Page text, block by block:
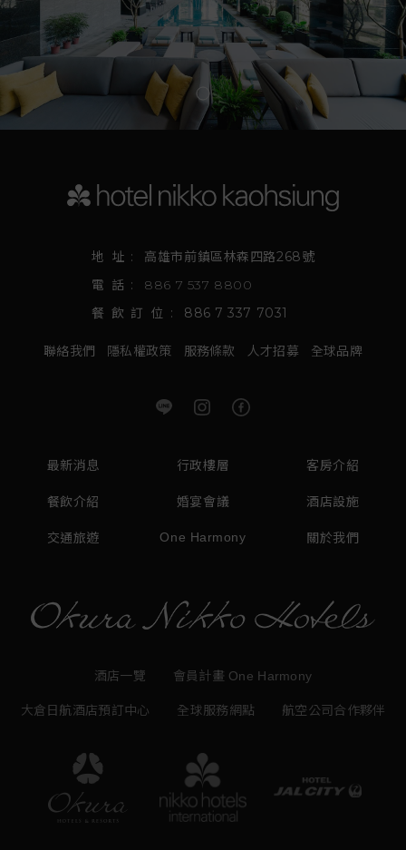
最新消息 行政樓層 客房介紹
餐飲介紹 婚宴會議 酒店設施
交通旅遊 One Harmony 關於我們
地址:
高雄市前鎮區林森四路268號
電話:
886 7 537 8800
餐飲訂位:
886 7 337 7031
聯絡我們 隱私權政策 服務條款 人才招募 全球品牌
酒店一覽 會員計畫 One Harmony
大倉日航酒店預訂中心 全球服務網點 航空公司合作夥伴